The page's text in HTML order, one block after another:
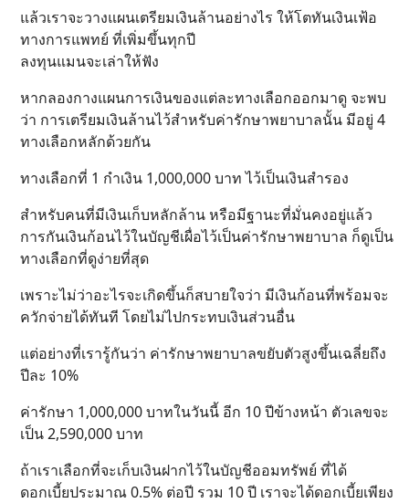
แล้วเราจะวางแผนเตรียมเงินล้านอย่างไร ให้โตทันเงินเฟ้อ
ทางการแพทย์ ที่เพิ่มขึ้นทุกปี
ลงทุนแมนจะเล่าให้ฟัง
หากลองกางแผนการเงินของแต่ละทางเลือกออกมาดู จะพบ
ว่า การเตรียมเงินล้านไว้สำหรับค่ารักษาพยาบาลนั้น มีอยู่ 4
ทางเลือกหลักด้วยกัน
ทางเลือกที่ 1 กำเงิน 1,000,000 บาท ไว้เป็นเงินสำรอง
สำหรับคนที่มีเงินเก็บหลักล้าน หรือมีฐานะที่มั่นคงอยู่แล้ว
การกันเงินก้อนไว้ในบัญชีเผื่อไว้เป็นค่ารักษาพยาบาล ก็ดูเป็น
ทางเลือกที่ดูง่ายที่สุด
เพราะไม่ว่าอะไรจะเกิดขึ้นก็สบายใจว่า มีเงินก้อนที่พร้อมจะ
ควักจ่ายได้ทันที โดยไม่ไปกระทบเงินส่วนอื่น
แต่อย่างที่เรารู้กันว่า ค่ารักษาพยาบาลขยับตัวสูงขึ้นเฉลี่ยถึง
ปีละ 10%
ค่ารักษา 1,000,000 บาทในวันนี้ อีก 10 ปีข้างหน้า ตัวเลขจะ
เป็น 2,590,000 บาท
ถ้าเราเลือกที่จะเก็บเงินฝากไว้ในบัญชีออมทรัพย์ ที่ได้
ดอกเบี้ยประมาณ 0.5% ต่อปี รวม 10 ปี เราจะได้ดอกเบี้ยเพียง